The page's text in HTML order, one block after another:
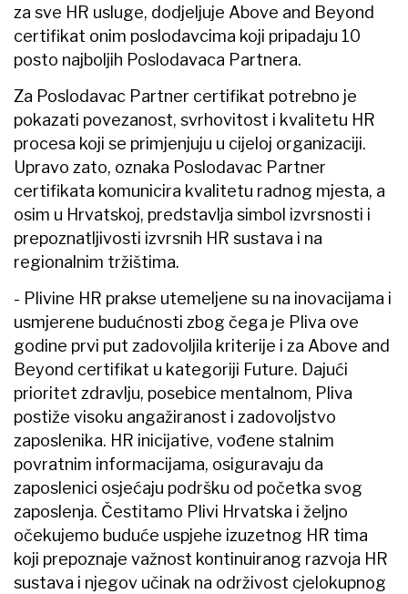
za sve HR usluge, dodjeljuje Above and Beyond
certifikat onim poslodavcima koji pripadaju 10
posto najboljih Poslodavaca Partnera.
Za Poslodavac Partner certifikat potrebno je
pokazati povezanost, svrhovitost i kvalitetu HR
procesa koji se primjenjuju u cijeloj organizaciji.
Upravo zato, oznaka Poslodavac Partner
certifikata komunicira kvalitetu radnog mjesta, a
osim u Hrvatskoj, predstavlja simbol izvrsnosti i
prepoznatljivosti izvrsnih HR sustava i na
regionalnim tržištima.
- Plivine HR prakse utemeljene su na inovacijama i
usmjerene budućnosti zbog čega je Pliva ove
godine prvi put zadovoljila kriterije i za Above and
Beyond certifikat u kategoriji Future. Dajući
prioritet zdravlju, posebice mentalnom, Pliva
postiže visoku angažiranost i zadovoljstvo
zaposlenika. HR inicijative, vođene stalnim
povratnim informacijama, osiguravaju da
zaposlenici osjećaju podršku od početka svog
zaposlenja. Čestitamo Plivi Hrvatska i željno
očekujemo buduće uspjehe izuzetnog HR tima
koji prepoznaje važnost kontinuiranog razvoja HR
sustava i njegov učinak na održivost cjelokupnog